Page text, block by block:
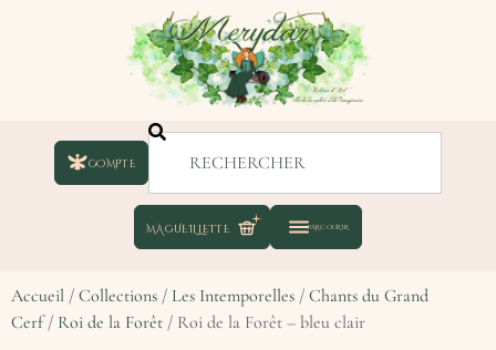
COMPTE
Accueil / Collections / Les Intemporelles / Chants du Grand
Cerf/ Roi de la Forêt / Roi de la Forêt – bleu clair